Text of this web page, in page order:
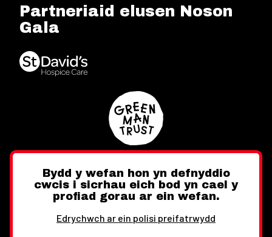
Partneriaid elusen Noson
Gala
Twitter FacebookInstagram
Bydd y wefan hon yn defnyddio
cwcis i sicrhau eich bod yn cael y
profiad gorau ar ein wefan.
Edrychwch ar ein polisi preifatrwydd